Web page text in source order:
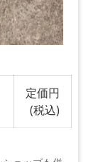
定価円
(税込)